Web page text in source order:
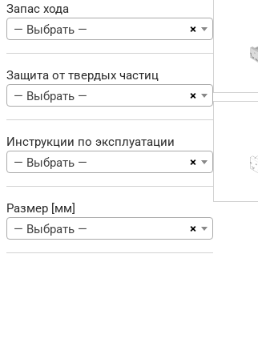
Запас хода
×
— Выбрать —
Защита от твердых частиц
×
— Выбрать —
Инструкции по эксплуатации
×
— Выбрать —
Размер [мм]
×
— Выбрать —